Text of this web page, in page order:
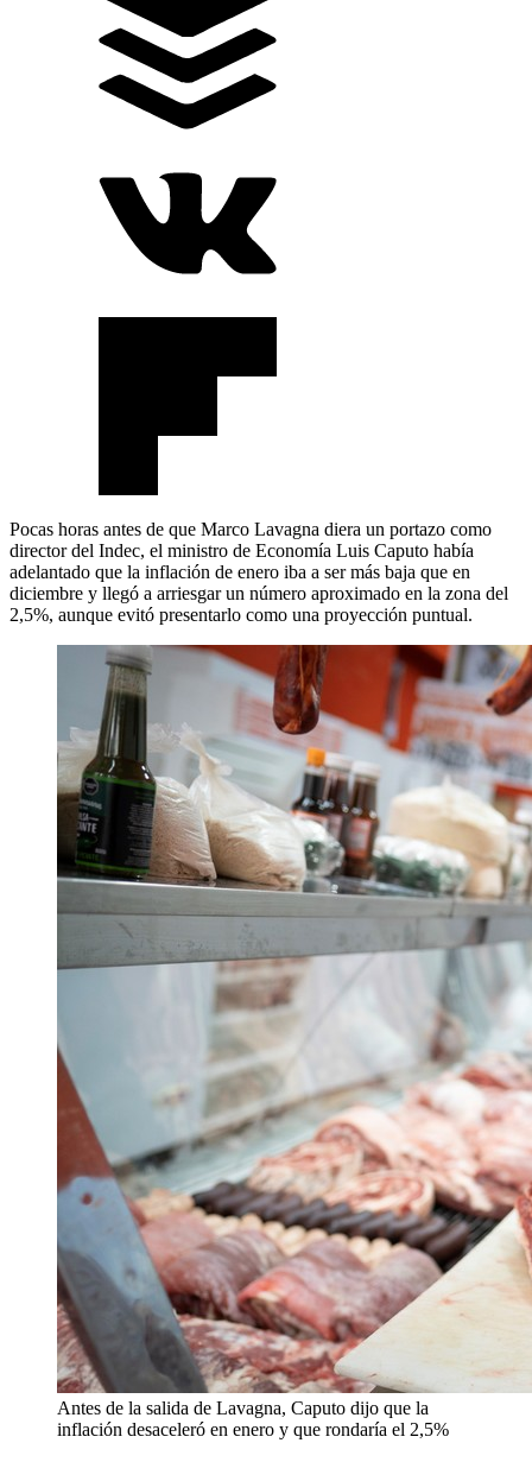
Pocas horas antes de que Marco Lavagna diera un portazo como
director del Indec, el ministro de Economía Luis Caputo había
adelantado que la inflación de enero iba a ser más baja que en
diciembre y llegó a arriesgar un número aproximado en la zona del
2,5%, aunque evitó presentarlo como una proyección puntual.
Antes de la salida de Lavagna, Caputo dijo que la
inflación desaceleró en enero y que rondaría el 2,5%